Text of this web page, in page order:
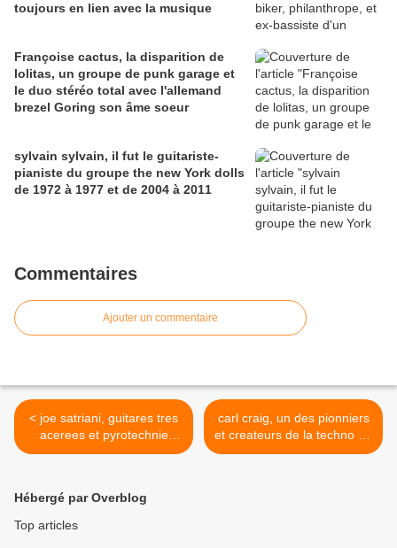
toujours en lien avec la musique
Françoise cactus, la disparition de
lolitas, un groupe de punk garage et
le duo stéréo total avec l'allemand
brezel Goring son âme soeur
sylvain sylvain, il fut le guitariste-
pianiste du groupe the new York dolls
de 1972 à 1977 et de 2004 à 2011
Commentaires
Ajouter un commentaire
< joe satriani, guitares tres
acerees et pyrotechnie
flamboyante
carl craig, un des pionniers
et createurs de la techno de
detroit >
Hébergé par Overblog
Top articles